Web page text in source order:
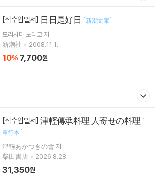
[직수입일서] 日日是好日 [新潮文庫]
모리시타 노리코저
新潮社
2008.11.1.
10% 7,700원
[직수입일서] 津輕傳承料理 人寄せの料理 [
單行本]
津輕あかつきの會 저
柴田書店
2026.8.28.
31,350원